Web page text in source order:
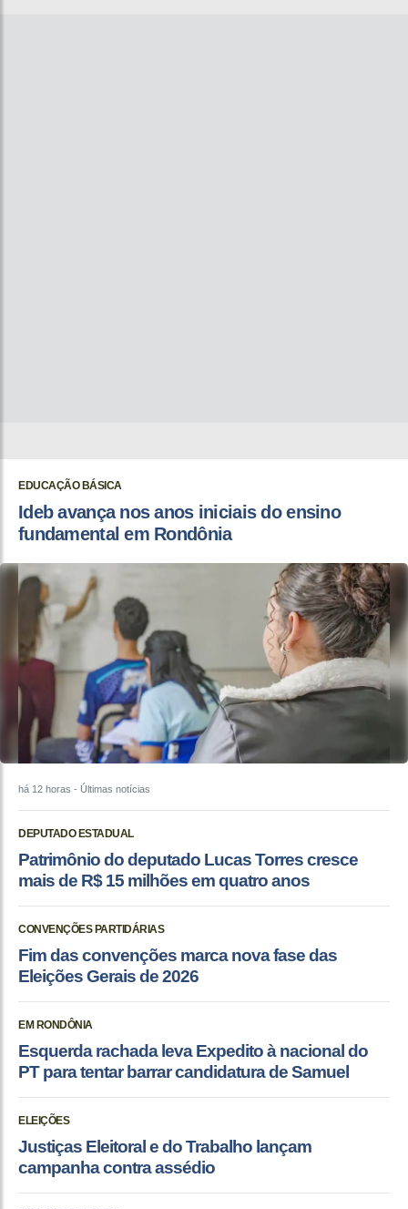
EDUCAÇÃO BÁSICA
Ideb avança nos anos iniciais do ensino
fundamental em Rondônia
há 12 horas - Últimas notícias
DEPUTADO ESTADUAL
Patrimônio do deputado Lucas Torres cresce
mais de R$ 15 milhões em quatro anos
CONVENÇÕES PARTIDÁRIAS
Fim das convenções marca nova fase das
Eleições Gerais de 2026
EM RONDÔNIA
Esquerda rachada leva Expedito à nacional do
PT para tentar barrar candidatura de Samuel
ELEIÇÕES
Justiças Eleitoral e do Trabalho lançam
campanha contra assédio